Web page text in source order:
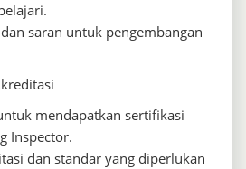
saran untuk pengembangan
mendapatkan sertifikasi
Inspector.
dan standar yang diperlukan